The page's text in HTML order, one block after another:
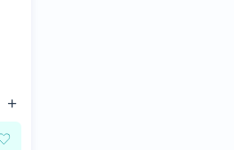
+